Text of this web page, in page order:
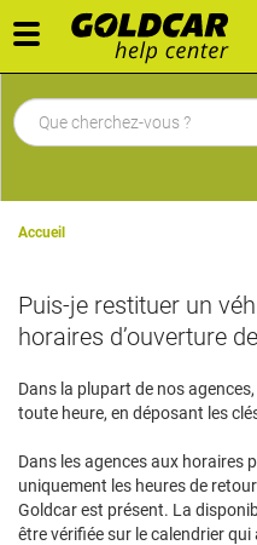
Toggle
navigation
Accueil
Puis-je restituer un
horaires d’ouverture
Dans la plupart de nos
toute heure, en déposant les
Dans les agences aux horaires
uniquement les heures de
Goldcar est présent. La
être vérifiée sur le calendrier